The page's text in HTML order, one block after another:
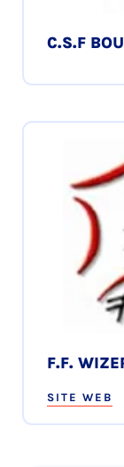
C.S.F
F.F.
SITE WEB